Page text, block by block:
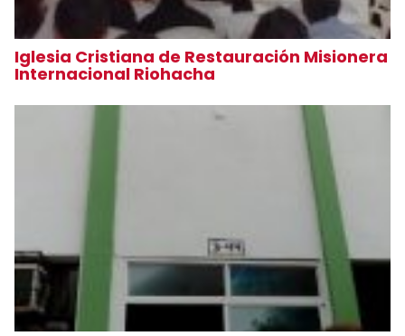
Iglesia Cristiana de Restauración Misionera
Internacional Riohacha